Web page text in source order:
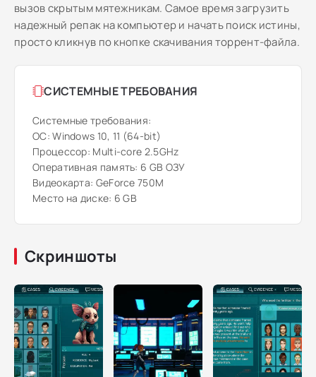
вызов скрытым мятежникам. Самое время загрузить
надежный репак на компьютер и начать поиск истины,
просто кликнув по кнопке скачивания торрент-файла.
СИСТЕМНЫЕ ТРЕБОВАНИЯ
Системные требования:
ОС: Windows 10, 11 (64-bit)
Процессор: Multi-core 2.5GHz
Оперативная память: 6 GB ОЗУ
Видеокарта: GeForce 750M
Место на диске: 6 GB
Скриншоты